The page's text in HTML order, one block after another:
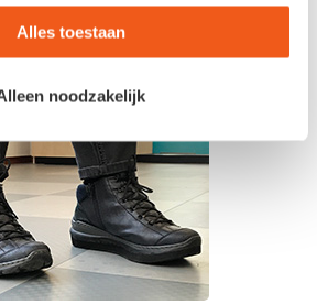
Alles toestaan
noodzakelijk
aangepaste schoenen en
Hanssen Footcare Heerlen